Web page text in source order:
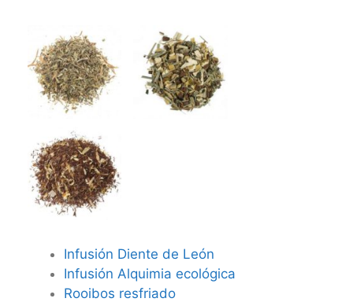
Infusión Diente de León
Infusión Alquimia ecológica
Rooibos resfriado